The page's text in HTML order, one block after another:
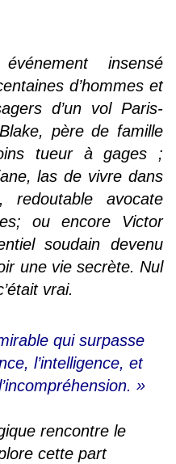
insensé
d’hommes et
d’un vol Paris-
père de famille
tueur à gages ;
las de vivre dans
redoutable avocate
ou encore Victor
soudain devenu
une vie secrète. Nul
vrai.
qui surpasse
l’intelligence, et
»
rencontre le
cette part